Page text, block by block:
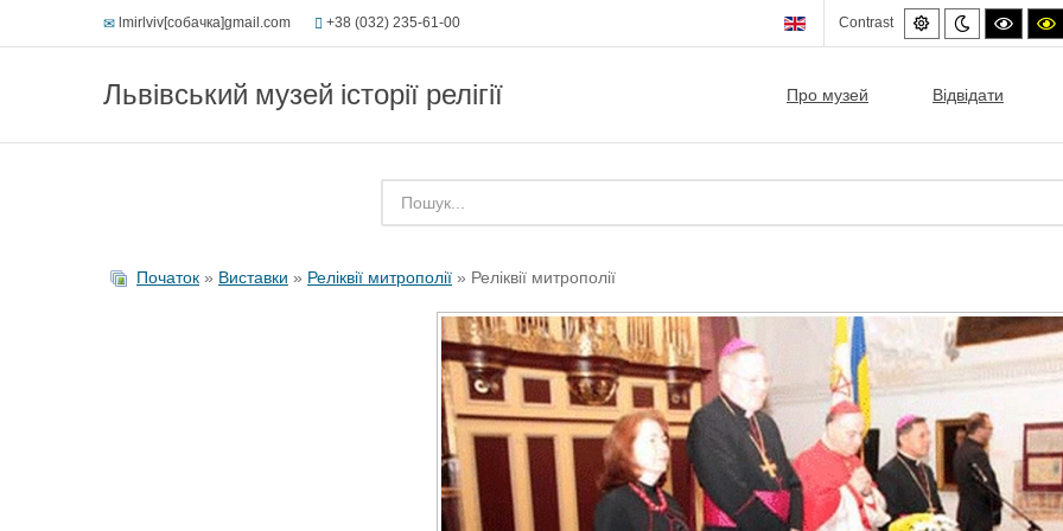
lmirlviv[собачка]gmail.com +38 (032) 235-61-00 Contrast
Default
mode
Night
mode
High
Львівський музей історії релігії Про музей Відвідати
Початок » Виставки » Реліквії митрополії » Реліквії митрополії